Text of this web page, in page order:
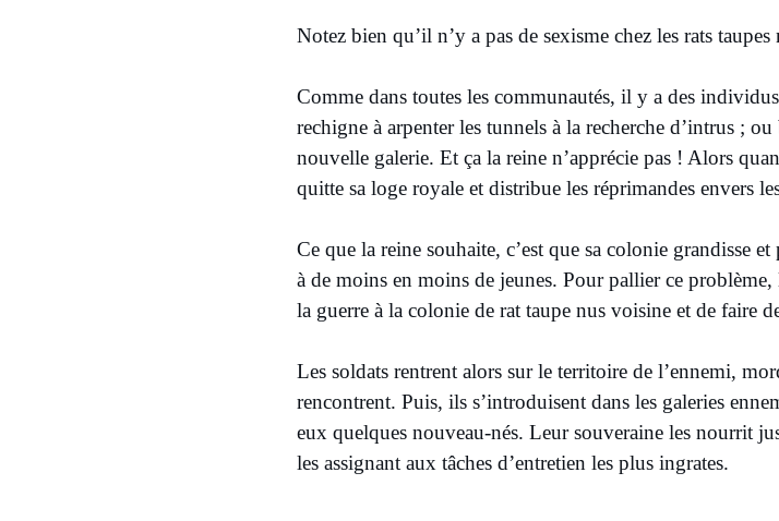
Notez bien qu’il n’y a pas de sexisme chez les rats
Comme dans toutes les communautés, il y a des
rechigne à arpenter les tunnels à la recherche d’intrus ;
nouvelle galerie. Et ça la reine n’apprécie pas ! Alors
quitte sa loge royale et distribue les réprimandes envers
Ce que la reine souhaite, c’est que sa colonie grandisse
à de moins en moins de jeunes. Pour pallier ce
la guerre à la colonie de rat taupe nus voisine et de faire
Les soldats rentrent alors sur le territoire de l’ennemi,
rencontrent. Puis, ils s’introduisent dans les galeries
eux quelques nouveau-nés. Leur souveraine les nourrit
les assignant aux tâches d’entretien les plus ingrates.